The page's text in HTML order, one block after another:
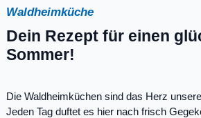
Waldheimküche
Dein Rezept für einen
Sommer!
Die Waldheimküchen sind das Herz
Jeden Tag duftet es hier nach frisch